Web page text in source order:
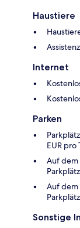
Haustiere
Internet
Parken
EUR pro
Auf
Auf
Sonstige